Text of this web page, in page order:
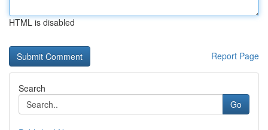
HTML is disabled
Report Page
Search
Go